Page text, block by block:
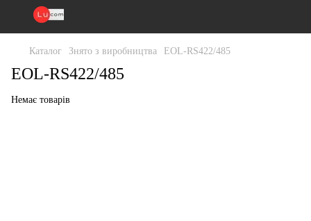
Каталог Знято з виробництва EOL-RS422/485
EOL-RS422/485
Немає товарів